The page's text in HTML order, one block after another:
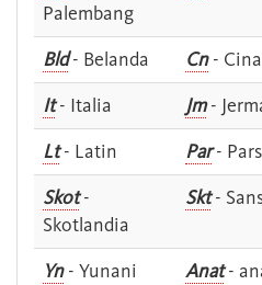
Palembang
Bld- Belanda Cn- Cina
It- Italia Jm-
Lt- Latin Par-
Skot-
Skotlandia
Skt-
Yn- Yunani Anat-